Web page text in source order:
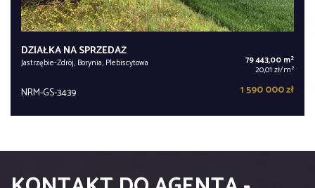
DZIAŁKA NA SPRZEDAŻ
Jastrzębie-Zdrój, Borynia, Plebiscytowa 79 443,00 m2
20,01 zł/m2
NRM-GS-3439 1 590 000 zł